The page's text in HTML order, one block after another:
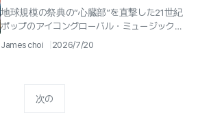
ムショー
地球規模の祭典の“心臓部”を直撃した21世紀
ポップのアイコングローバル・ミュージック界
の絶対的権力、『防弾少年団（BTS）』が
James choi 2026/7/20
次の